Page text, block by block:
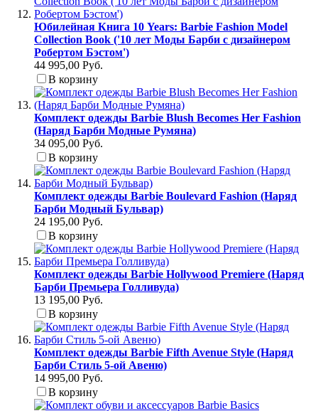
Юбилейная Книга 10 Years: Barbie Fashion Model
Collection Book ('10 лет Моды Барби с дизайнером
Робертом Бэстом')
44 995,00 Руб.
В корзину
Комплект одежды Barbie Blush Becomes Her Fashion
(Наряд Барби Модные Румяна)
34 095,00 Руб.
В корзину
Комплект одежды Barbie Boulevard Fashion (Наряд
Барби Модный Бульвар)
24 195,00 Руб.
В корзину
Комплект одежды Barbie Hollywood Premiere (Наряд
Барби Премьера Голливуда)
13 195,00 Руб.
В корзину
Комплект одежды Barbie Fifth Avenue Style (Наряд
Барби Стиль 5-ой Авеню)
14 995,00 Руб.
В корзину